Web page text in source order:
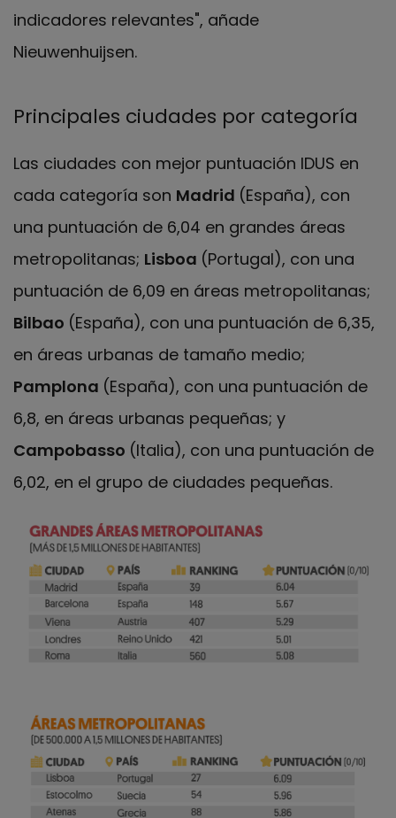
indicadores relevantes", añade
Nieuwenhuijsen.
Principales ciudades por categoría
Las ciudades con mejor puntuación IDUS en
cada categoría son Madrid (España), con
una puntuación de 6,04 en grandes áreas
metropolitanas; Lisboa (Portugal), con una
puntuación de 6,09 en áreas metropolitanas;
Bilbao (España), con una puntuación de 6,35,
en áreas urbanas de tamaño medio;
Pamplona (España), con una puntuación de
6,8, en áreas urbanas pequeñas; y
Campobasso (Italia), con una puntuación de
6,02, en el grupo de ciudades pequeñas.